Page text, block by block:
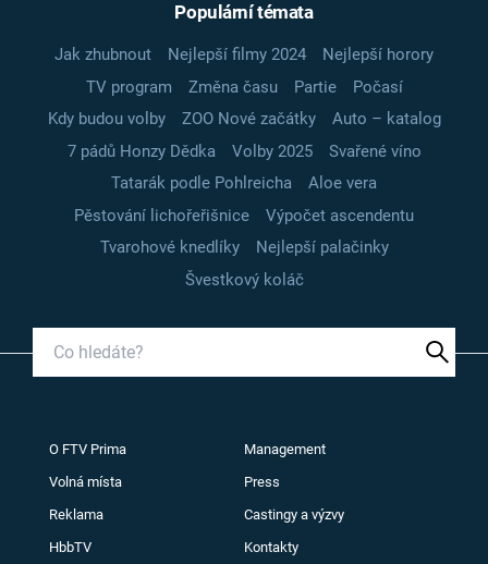
Populární témata
Jak zhubnout Nejlepší filmy 2024
Nejlepší horory
TV program
Změna času Partie
Počasí
Kdy budou volby
ZOO Nové začátky
Auto – katalog
7 pádů Honzy Dědka
Volby 2025
Svařené víno
Tatarák podle Pohlreicha
Aloe vera
Pěstování lichořeřišnice
Výpočet ascendentu
Tvarohové knedlíky
Nejlepší palačinky
Švestkový koláč
O FTV Prima Management
Volná místa Press
Reklama Castingy a výzvy
HbbTV Kontakty